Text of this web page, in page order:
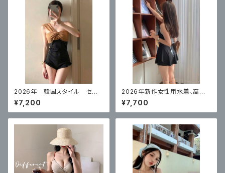
2026年 韓国スタイル セク
シー水着 ワンピースネットセ
レブスタイル お腹カバー
¥7,200
2026年新作女性用水着、高級
ワンピーススカート、ボクサーア
ングル、コンサバ、お腹カバー水
着、ブラックバケーション
¥7,700